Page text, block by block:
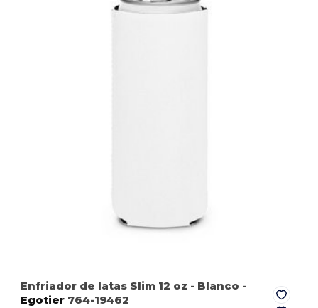
Enfriador de latas Slim 12 oz - Blanco -
Egotier 764-19462